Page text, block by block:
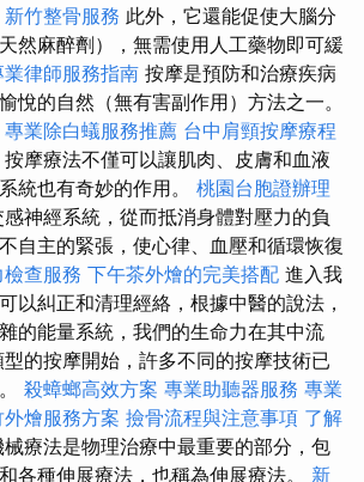
新竹整骨服務 此外，它還能促使大腦分
然麻醉劑），無需使用人工藥物即可緩
業律師服務指南 按摩是預防和治療疾病
悅的自然（無有害副作用）方法之一。
專業除白蟻服務推薦 台中肩頸按摩療程
按摩療法不僅可以讓肌肉、皮膚和血液
統也有奇妙的作用。 桃園台胞證辦理
神經系統，從而抵消身體對壓力的負
自主的緊張，使心律、血壓和循環恢復
查服務 下午茶外燴的完美搭配 進入我
以糾正和清理經絡，根據中醫的說法，
的能量系統，我們的生命力在其中流
的按摩開始，許多不同的按摩技術已
殺蟑螂高效方案 專業助聽器服務 專業
外燴服務方案 撿骨流程與注意事項 了解
械療法是物理治療中最重要的部分，包
各種伸展療法，也稱為伸展療法。 新